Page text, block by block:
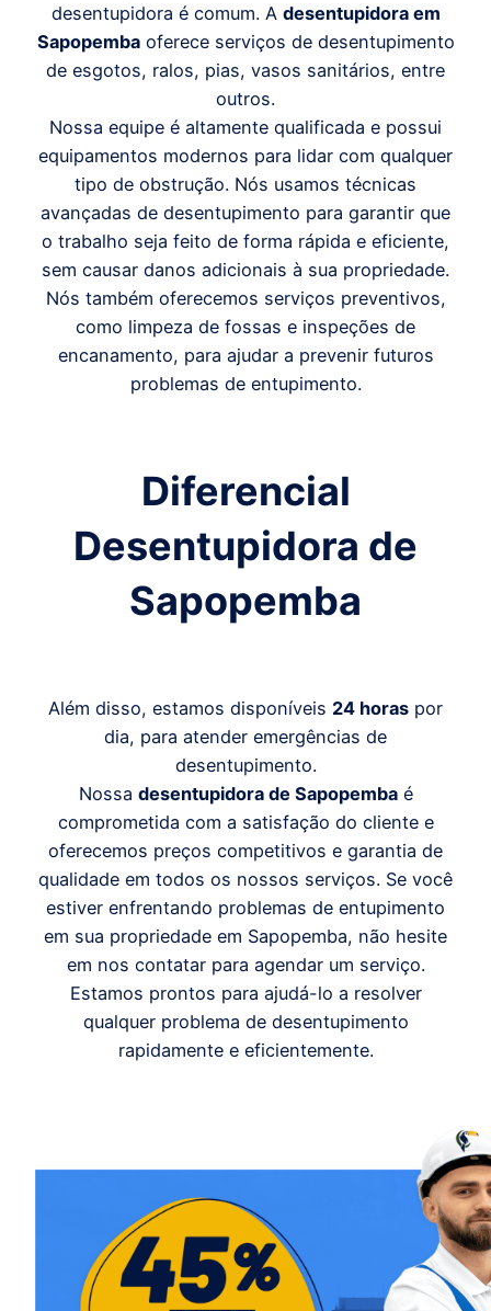
desentupidora é comum. A desentupidora em
Sapopembaoferece serviços de desentupimento
de esgotos, ralos, pias, vasos sanitários, entre
outros.
Nossa equipe é altamente qualificada e possui
equipamentos modernos para lidar com qualquer
tipo de obstrução. Nós usamos técnicas
avançadas de desentupimento para garantir que
o trabalho seja feito de forma rápida e eficiente,
sem causar danos adicionais à sua propriedade.
Nós também oferecemos serviços preventivos,
como limpeza de fossas e inspeções de
encanamento, para ajudar a prevenir futuros
problemas de entupimento.
Diferencial
Desentupidora de
Sapopemba
Além disso, estamos disponíveis 24 horas por
dia, para atender emergências de
desentupimento.
Nossa desentupidora de Sapopembaé
comprometida com a satisfação do cliente e
oferecemos preços competitivos e garantia de
qualidade em todos os nossos serviços. Se você
estiver enfrentando problemas de entupimento
em sua propriedade em Sapopemba, não hesite
em nos contatar para agendar um serviço.
Estamos prontos para ajudá-lo a resolver
qualquer problema de desentupimento
rapidamente e eficientemente.